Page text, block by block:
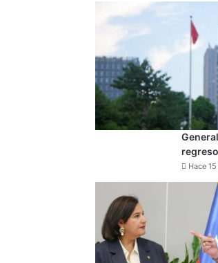
Hace